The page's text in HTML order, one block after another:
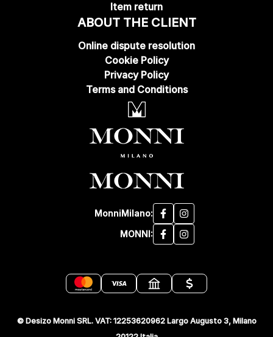
Item return
ABOUT THE CLIENT
Online dispute resolution
Cookie Policy
Privacy Policy
Terms and Conditions
MonniMilano:
MONNI:
© Desizo Monni SRL. VAT: 12253620962 Largo Augusto 3, Milano